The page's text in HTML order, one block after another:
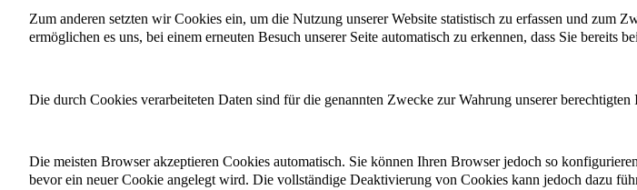
Zum anderen setzten wir Cookies ein, um die Nutzung unserer Website statistisch zu erfassen und zum
ermöglichen es uns, bei einem erneuten Besuch unserer Seite automatisch zu erkennen, dass Sie
Die durch Cookies verarbeiteten Daten sind für die genannten Zwecke zur Wahrung unserer
Die meisten Browser akzeptieren Cookies automatisch. Sie können Ihren Browser jedoch so
bevor ein neuer Cookie angelegt wird. Die vollständige Deaktivierung von Cookies kann jedoch dazu